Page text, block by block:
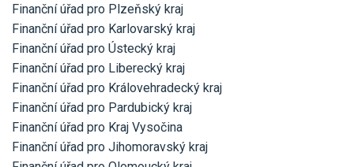
Finanční úřad pro Plzeňský kraj
Finanční úřad pro Karlovarský kraj
Finanční úřad pro Ústecký kraj
Finanční úřad pro Liberecký kraj
Finanční úřad pro Královehradecký kraj
Finanční úřad pro Pardubický kraj
Finanční úřad pro Kraj Vysočina
Finanční úřad pro Jihomoravský kraj